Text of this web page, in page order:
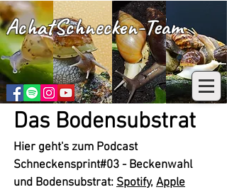
AchatSchnecken-Team
Das Bodensubstrat
Hier geht's zum Podcast
Schneckensprint#03 - Beckenwahl
und Bodensubstrat: Spotify, Apple